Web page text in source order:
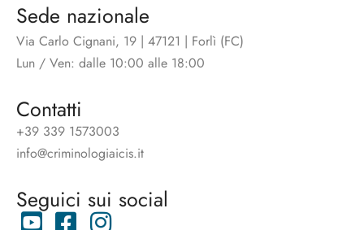
Sede nazionale
Via Carlo Cignani, 19 | 47121 | Forlì (FC)
Lun / Ven: dalle 10:00 alle 18:00
Contatti
+39 339 1573003
info@criminologiaicis.it
Seguici sui social